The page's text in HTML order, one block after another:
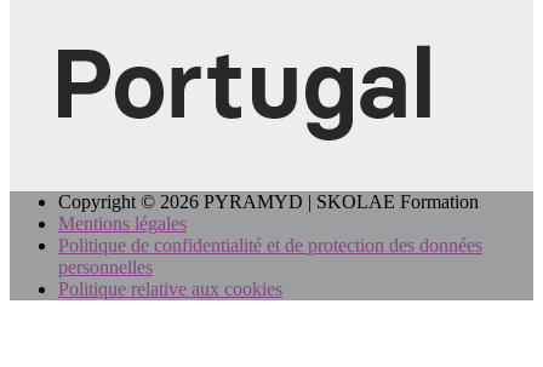
Copyright © 2026 PYRAMYD | SKOLAE Formation
Mentions légales
Politique de confidentialité et de protection des données
personnelles
Politique relative aux cookies